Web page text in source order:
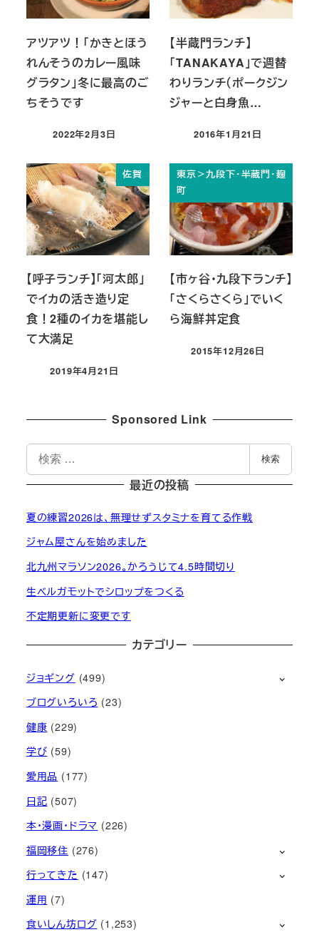
アツアツ！「かきとほう
れんそうのカレー風味
グラタン」冬に最高のご
ちそうです
投稿日
2022年2月3日
【半蔵門ランチ】
「TANAKAYA」で週替
わりランチ（ポークジン
ジャーと白身魚…
投稿日
2016年1月21日
佐賀
【呼子ランチ】「河太郎」
でイカの活き造り定
食！2種のイカを堪能し
て大満足
投稿日
2019年4月21日
東京＞九段下・半蔵門・麹
町
【市ヶ谷・九段下ランチ】
「さくらさくら」でいく
ら海鮮丼定食
投稿日
2015年12月26日
Sponsored Link
検
索
検索
最近の投稿
夏の練習2026は、無理せずスタミナを育てる作戦
ジャム屋さんを始めました
北九州マラソン2026。かろうじて4.5時間切り
生ベルガモットでシロップをつくる
不定期更新に変更です
カテゴリー
ジョギング (499)
ブログいろいろ (23)
健康 (229)
学び (59)
愛用品 (177)
日記 (507)
本・漫画・ドラマ (226)
福岡移住 (276)
行ってきた (147)
運用 (7)
食いしん坊ログ (1,253)